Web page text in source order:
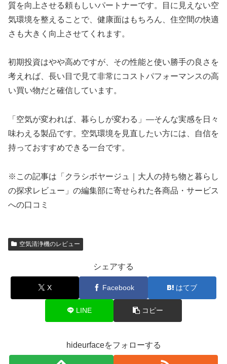
質を向上させる頼もしいパートナーです。目に見えない空
気環境を整えることで、健康面はもちろん、住空間の快適
さも大きく向上させてくれます。
初期投資はやや高めですが、その性能と使い勝手の良さを
考えれば、長い目で見て非常にコストパフォーマンスの高
い買い物だと確信しています。
「空気が変われば、暮らしが変わる」—そんな実感を日々
味わえる製品です。空気環境を見直したい方には、自信を
持っておすすめできる一台です。
※この記事は「クラシボヤージュ｜大人の持ち物と暮らし
の探求レビュー」の編集部に寄せられた各商品・サービス
への口コミ
空気清浄機のレビュー
シェアする
X Facebook はてブ
LINE コピー
hideurfaceをフォローする